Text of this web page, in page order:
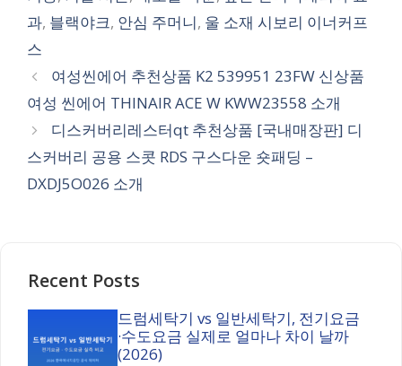
과, 블랙야크, 안심 주머니, 울 소재 시보리 이너커프
스
여성씬에어 추천상품 K2 539951 23FW 신상품
여성 씬에어 THINAIR ACE W KWW23558 소개
디스커버리레스터qt 추천상품 [국내매장판] 디
스커버리 공용 스콧 RDS 구스다운 숏패딩 –
DXDJ5O026 소개
Recent Posts
드럼세탁기 vs 일반세탁기, 전기요금
·수도요금 실제로 얼마나 차이 날까
(2026)